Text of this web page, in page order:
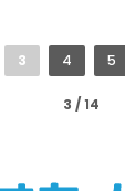
3 / 14
3 4 5